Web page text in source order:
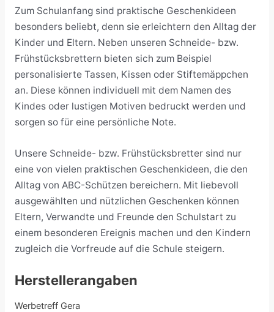
Zum Schulanfang sind praktische Geschenkideen
besonders beliebt, denn sie erleichtern den Alltag der
Kinder und Eltern. Neben unseren Schneide- bzw.
Frühstücksbrettern bieten sich zum Beispiel
personalisierte Tassen, Kissen oder Stiftemäppchen
an. Diese können individuell mit dem Namen des
Kindes oder lustigen Motiven bedruckt werden und
sorgen so für eine persönliche Note.
Unsere Schneide- bzw. Frühstücksbretter sind nur
eine von vielen praktischen Geschenkideen, die den
Alltag von ABC-Schützen bereichern. Mit liebevoll
ausgewählten und nützlichen Geschenken können
Eltern, Verwandte und Freunde den Schulstart zu
einem besonderen Ereignis machen und den Kindern
zugleich die Vorfreude auf die Schule steigern.
Herstellerangaben
Werbetreff Gera